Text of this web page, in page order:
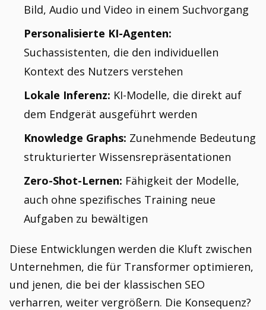
Bild, Audio und Video in einem Suchvorgang
Personalisierte KI-Agenten:
Suchassistenten, die den individuellen
Kontext des Nutzers verstehen
Lokale Inferenz: KI-Modelle, die direkt auf
dem Endgerät ausgeführt werden
Knowledge Graphs: Zunehmende Bedeutung
strukturierter Wissensrepräsentationen
Zero-Shot-Lernen: Fähigkeit der Modelle,
auch ohne spezifisches Training neue
Aufgaben zu bewältigen
Diese Entwicklungen werden die Kluft zwischen
Unternehmen, die für Transformer optimieren,
und jenen, die bei der klassischen SEO
verharren, weiter vergrößern. Die Konsequenz?